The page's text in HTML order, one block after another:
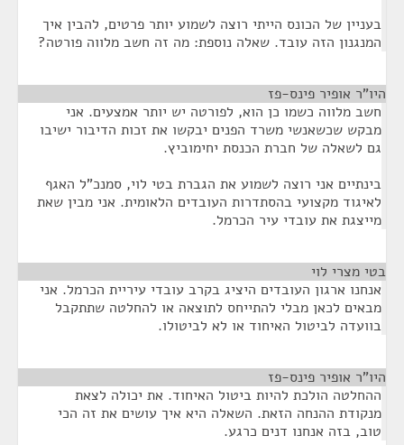
בעניין של הכונס הייתי רוצה לשמוע יותר פרטים, להבין איך
המנגנון הזה עובד. שאלה נוספת: מה זה חשב מלווה פורטה?
היו"ר אופיר פינס-פז
חשב מלווה כשמו כן הוא, לפורטה יש יותר אמצעים. אני
מבקש שכשאנשי משרד הפנים יבקשו את זכות הדיבור ישיבו
גם לשאלה של חברת הכנסת יחימוביץ.
בינתיים אני רוצה לשמוע את הגברת בטי לוי, סמנכ"ל האגף
לאיגוד מקצועי בהסתדרות העובדים הלאומית. אני מבין שאת
מייצגת את עובדי עיר הכרמל.
בטי מצרי לוי
אנחנו ארגון העובדים היציג בקרב עובדי עיריית הכרמל. אני
מבאים לכאן מבלי להתייחס לתוצאה או להחלטה שתתקבל
בוועדה לביטול האיחוד או לא לביטולו.
היו"ר אופיר פינס-פז
ההחלטה הולכת להיות ביטול האיחוד. את יכולה לצאת
מנקודת ההנחה הזאת. השאלה היא איך עושים את זה הכי
טוב, בזה אנחנו דנים כרגע.